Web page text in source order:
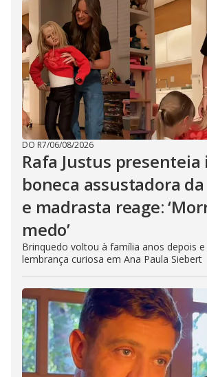
DO R7/06/08/2026
Rafa Justus
boneca assustadora
e madrasta reage:
medo’
Brinquedo voltou à família anos depois
lembrança curiosa em Ana Paula Siebert